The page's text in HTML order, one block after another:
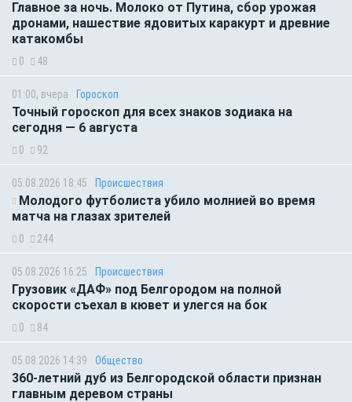
Главное за ночь. Молоко от Путина, сбор урожая
дронами, нашествие ядовитых каракурт и древние
катакомбы
0 48
01:00, вчера Гороскоп
Точный гороскоп для всех знаков зодиака на
сегодня — 6 августа
0 92
05.08.2026 18:45 Происшествия
Молодого футболиста убило молнией во время
матча на глазах зрителей
0 244
05.08.2026 16:25 Происшествия
Грузовик «ДАФ» под Белгородом на полной
скорости съехал в кювет и улегся на бок
0 84
05.08.2026 14:39 Общество
360-летний дуб из Белгородской области признан
главным деревом страны